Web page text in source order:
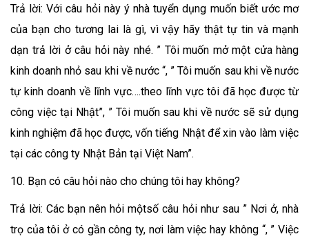
Trả lời: Với câu hỏi này ý nhà tuyển dụng muốn biết ước mơ
của bạn cho tương lai là gì, vì vậy hãy thật tự tin và mạnh
dạn trả lời ở câu hỏi này nhé. ” Tôi muốn mở một cửa hàng
kinh doanh nhỏ sau khi về nước “, ” Tôi muốn sau khi về nước
tự kinh doanh về lĩnh vực….theo lĩnh vực tôi đã học được từ
công việc tại Nhật”, ” Tôi muốn sau khi về nước sẽ sử dụng
kinh nghiệm đã học được, vốn tiếng Nhật để xin vào làm việc
tại các công ty Nhật Bản tại Việt Nam”.
10. Bạn có câu hỏi nào cho chúng tôi hay không?
Trả lời: Các bạn nên hỏi mộtsố câu hỏi như sau ” Nơi ở, nhà
trọ của tôi ở có gần công ty, nơi làm việc hay không “, ” Việc